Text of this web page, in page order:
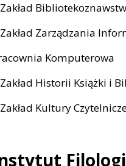
Zarządzania
Komputerowa
Historii Książki i
Kultury